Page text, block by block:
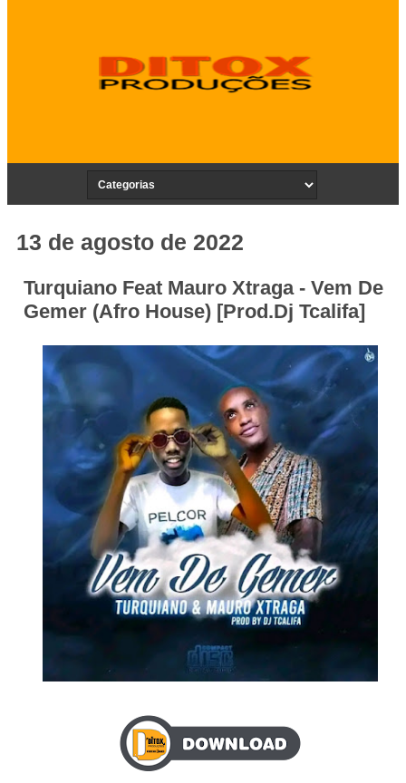
13 de agosto de 2022
Turquiano Feat Mauro Xtraga - Vem De
Gemer (Afro House) [Prod.Dj Tcalifa]